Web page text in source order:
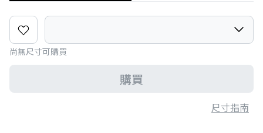
尚無尺寸可購買
購買
尺寸指南